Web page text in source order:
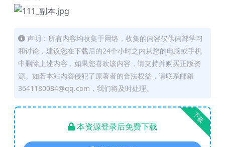
声明：所有内容均收集于网络，收集的内容仅供内部学习
和讨论，建议您在下载后的24个小时之内从您的电脑或手机
中删除上述内容，如果您喜欢该内容，请支持并购买正版资
源。如若本站内容侵犯了原著者的合法权益，请联系邮箱
3641180084@qq.com，我们将及时处理。
下载
本资源登录后免费下载